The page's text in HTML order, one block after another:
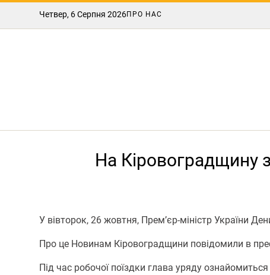
Четвер, 6 Серпня 2026ПРО НАС
На Кіровоградщину
У вівторок, 26 жовтня, Прем’єр-міністр України
Про це Новинам Кіровоградщини повідомили в
Під час робочої поїздки глава уряду